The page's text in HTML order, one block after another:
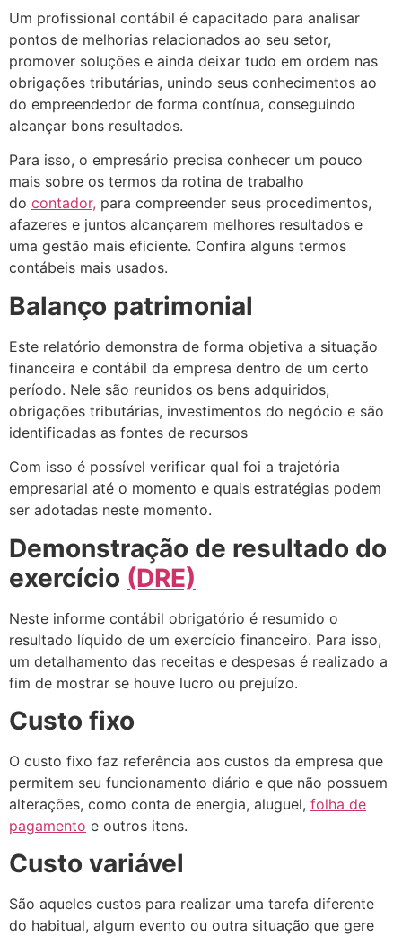
Um profissional contábil é capacitado para analisar
pontos de melhorias relacionados ao seu setor,
promover soluções e ainda deixar tudo em ordem nas
obrigações tributárias, unindo seus conhecimentos ao
do empreendedor de forma contínua, conseguindo
alcançar bons resultados.
Para isso, o empresário precisa conhecer um pouco
mais sobre os termos da rotina de trabalho
do contador, para compreender seus procedimentos,
afazeres e juntos alcançarem melhores resultados e
uma gestão mais eficiente. Confira alguns termos
contábeis mais usados.
Balanço patrimonial
Este relatório demonstra de forma objetiva a situação
financeira e contábil da empresa dentro de um certo
período. Nele são reunidos os bens adquiridos,
obrigações tributárias, investimentos do negócio e são
identificadas as fontes de recursos
Com isso é possível verificar qual foi a trajetória
empresarial até o momento e quais estratégias podem
ser adotadas neste momento.
Demonstração de resultado do
exercício (DRE)
Neste informe contábil obrigatório é resumido o
resultado líquido de um exercício financeiro. Para isso,
um detalhamento das receitas e despesas é realizado a
fim de mostrar se houve lucro ou prejuízo.
Custo fixo
O custo fixo faz referência aos custos da empresa que
permitem seu funcionamento diário e que não possuem
alterações, como conta de energia, aluguel, folha de
pagamento e outros itens.
Custo variável
São aqueles custos para realizar uma tarefa diferente
do habitual, algum evento ou outra situação que gere